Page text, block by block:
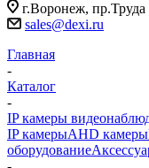
г.Воронеж,
sales@dexi.ru
Главная
-
Каталог
-
IP камеры
IP камерыAHD камеры
оборудование